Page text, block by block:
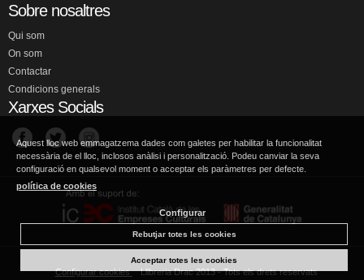
Sobre nosaltres
Qui som
On som
Contactar
Condicions generals
Xarxes Socials
Configurar cookies Llibreria Drac 2013 - Tots els drets reservats
Aquest lloc web emmagatzema dades com galetes per habilitar la funcionalitat
necessària de el lloc, inclosos anàlisi i personalització. Podeu canviar la seva
configuració en qualsevol moment o acceptar els paràmetres per defecte.
política de cookies
Configurar
Rebutjar totes les cookies
Acceptar totes les cookies